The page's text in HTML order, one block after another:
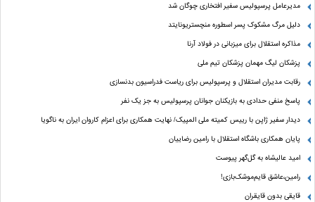
مدیرعامل پرسپولیس سفیر افتخاری چوگان شد
دلیل مرگ مشکوک پسر اسطوره منچستریونایتد
مذاکره استقلال برای میزبانی در فولاد آرنا
پزشکان لیگ مهمان پزشکان تیم ملی
رقابت مدیران استقلال و پرسپولیس برای ریاست فدراسیون بدنسازی
پاسخ منفی حدادی به بازیکنان جوانان پرسپولیس به جز یک نفر
دیدار سفیر ژاپن با رییس کمیته ملی المپیک/ نهایت همکاری برای اعزام کاروان ایران به ناگویا
پایان همکاری باشگاه استقلال با رامین رضاییان
امید عالیشاه به گل‌گهر پیوست
رامین،عاشق قایم‌موشک‌بازی!
قایقی بدون قایقران